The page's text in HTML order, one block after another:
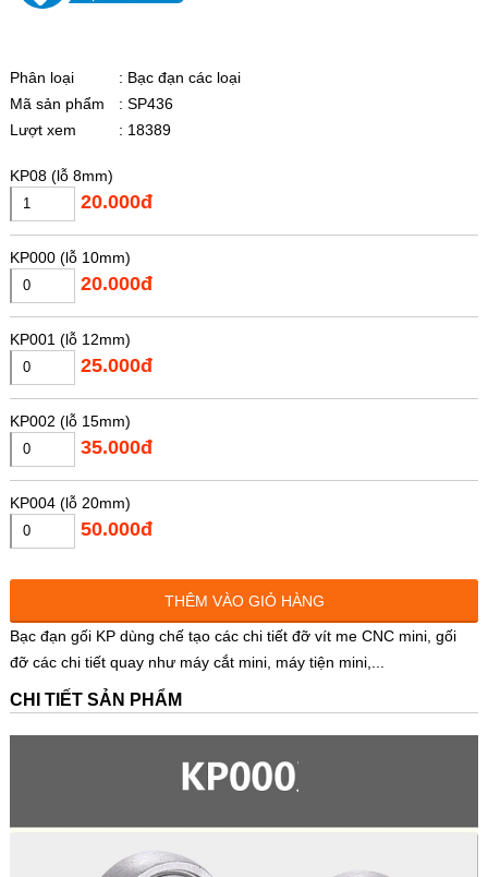
Phân loại
: Bạc đạn các loại
Mã sản phẩm
: SP436
Lượt xem
: 18389
KP08 (lỗ 8mm)
20.000đ
KP000 (lỗ 10mm)
20.000đ
KP001 (lỗ 12mm)
25.000đ
KP002 (lỗ 15mm)
35.000đ
KP004 (lỗ 20mm)
50.000đ
THÊM VÀO GIỎ HÀNG
Bạc đạn gối KP dùng chế tạo các chi tiết đỡ vít me CNC mini, gối
đỡ các chi tiết quay như máy cắt mini, máy tiện mini,...
CHI TIẾT SẢN PHẨM